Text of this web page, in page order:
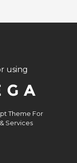
using
Theme For
Services